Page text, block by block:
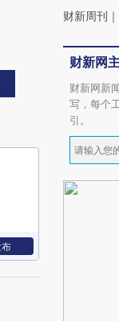
布
财新周刊 ｜
财新网
财新网新
写，每个
引。